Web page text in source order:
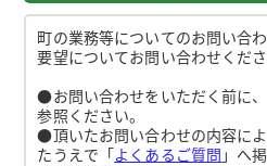
町の業務等についてのお問い合
要望についてお問い合わせくださ
●お問い合わせをいただく前に
参照ください。
●頂いたお問い合わせの内容に
たうえで「よくあるご質問 」へ